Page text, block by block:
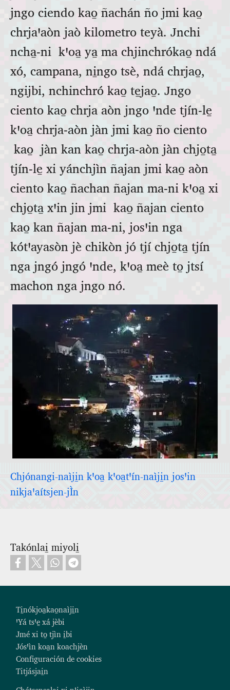
jngo ciendo kao̱ ñachán ño jmi kao̱
chrjaꞌaòn jaò kilometro teyà. Jnchi
ncha̱‑ni kꞌoa̱ ya̱ ma chjinchrókao̱ ndá
xó, campana, ni̱ngo tsè, ndá chrjao̱,
ngijbi, nchinchró kao̱ te̱jao̱. Jngo
ciento kao̱ chrja aòn jngo ꞌnde tjín‑le̱
kꞌoa̱ chrja‑aòn jàn jmi kao̱ ño ciento
kao̱ jàn kan kao̱ chrja‑aòn jàn chjo̱ta̱
tjín‑le̱ xi yánchjìn ñajan jmi kao̱ aòn
ciento kao̱ ñachan ñajan ma‑ni kꞌoa̱ xi
chjo̱ta̱ xꞌin jin jmi kao̱ ñajan ciento
kao̱ kan ñajan ma‑ni, josꞌin nga
kótꞌayasòn jè chikòn jó tjí chjo̱ta̱ tjín
nga jngó jngó ꞌnde, kꞌoa̱ meè to̱ jtsí
machon nga jngo nó.
Chjónangi‑naìji̱n kꞌoa̱ kꞌoa̱tꞌín‑naìji̱n josꞌin
nikjaꞌaítsjen‑jÌn
Takónlai̱ miyoli̱
Ti̱nókjoa̱kao̱naìji̱n
ꞌYá tsꞌe̱ xá jèbi
Jmé xi to̱ tjìn i̱bi
Jósꞌìn koa̱n koachjèn
Configuración de cookies
Titjásjai̱n